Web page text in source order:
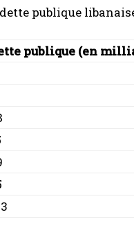
publique
publique (en